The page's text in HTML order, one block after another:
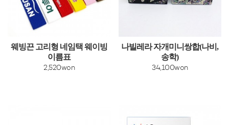
웨빙끈 고리형 네임택 웨이빙
이름표
2,520won
나빌레라 자개미니쌍합(나비,
송학)
34,100won